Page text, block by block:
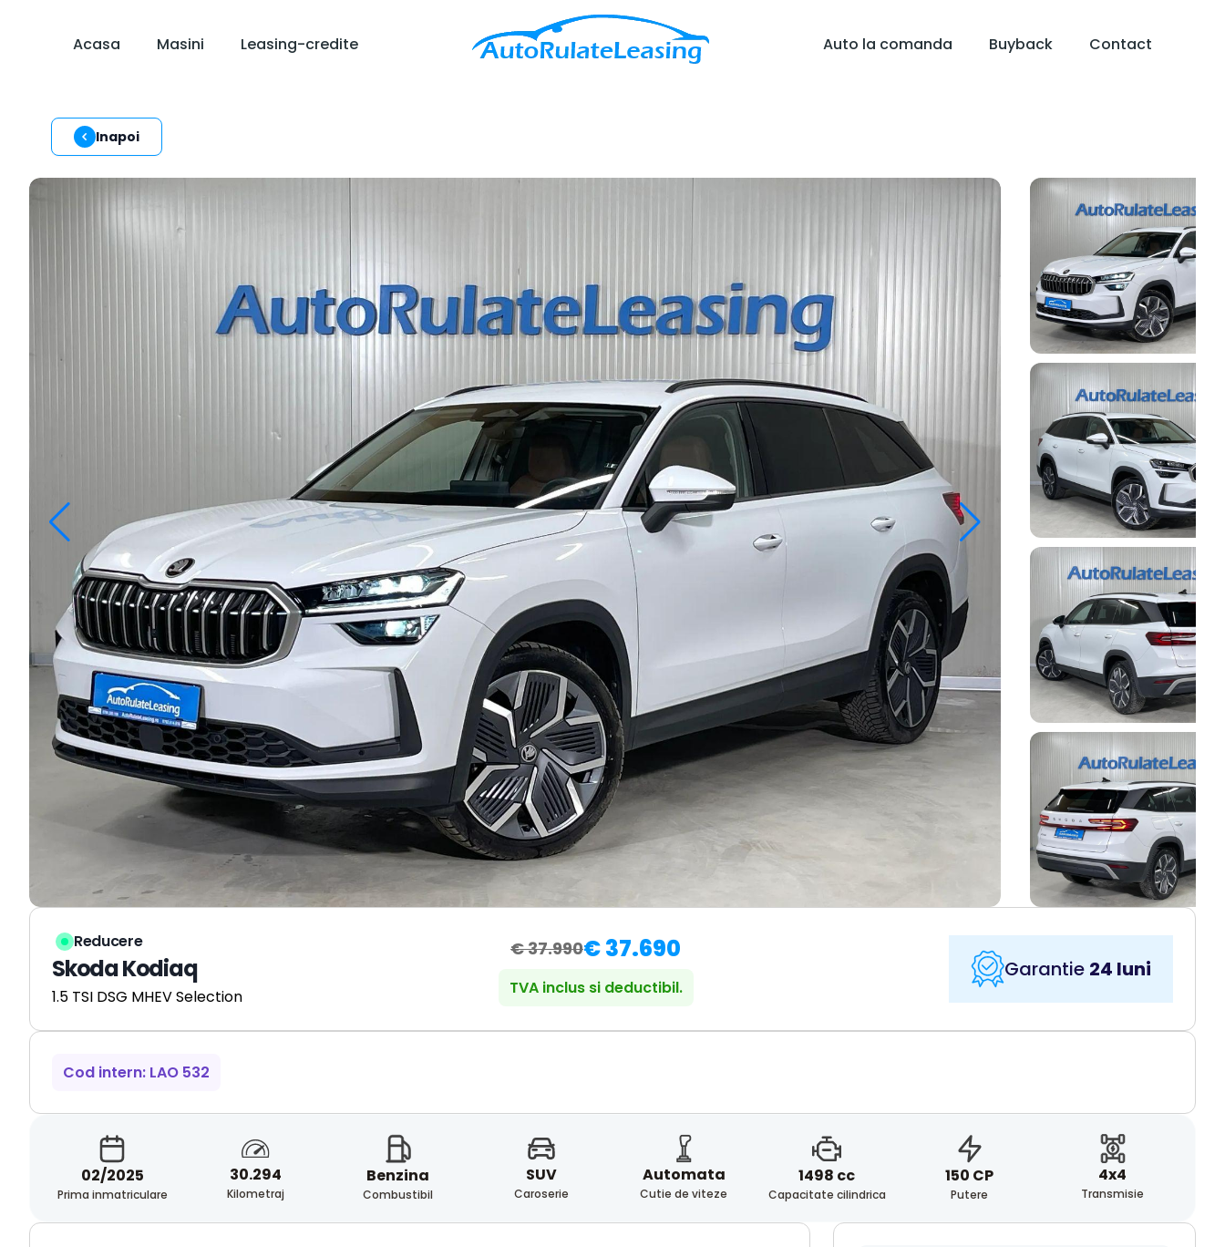
Acasa Masini Leasing-credite Auto la comanda Buyback Contact
Inapoi
Reducere
Skoda Kodiaq
1.5 TSI DSG MHEV Selection
€ 37.990€ 37.690
TVA inclus si deductibil.
Garantie 24 luni
Cod intern: LAO 532
02/2025
Prima inmatriculare
30.294
Kilometraj
Benzina
Combustibil
SUV
Caroserie
Automata
Cutie de viteze
1498 cc
Capacitate cilindrica
150 CP
Putere
4x4
Transmisie